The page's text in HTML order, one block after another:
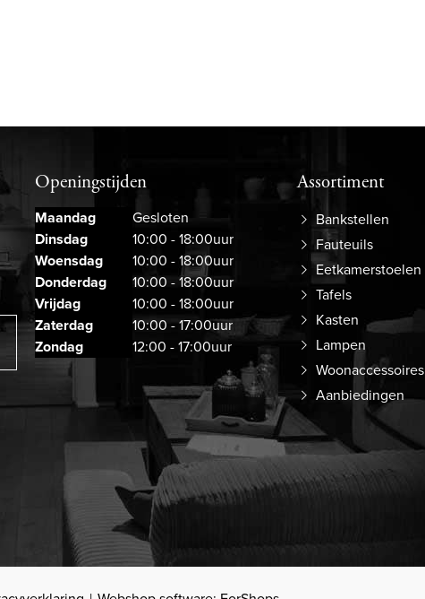
Openingstijden
Maandag
Gesloten
Dinsdag
10:00 - 18:00uur
Woensdag
10:00 - 18:00uur
Donderdag
10:00 - 18:00uur
Vrijdag
10:00 - 18:00uur
Zaterdag
10:00 - 17:00uur
Zondag
12:00 - 17:00uur
Assortiment
Bankstellen
Fauteuils
Eetkamerstoelen
Tafels
Kasten
Lampen
Woonaccessoires
Aanbiedingen